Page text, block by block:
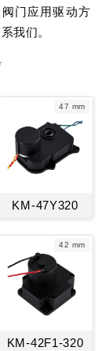
门应用驱动方
我们。
47 mm
KM-47Y320
42 mm
KM-42F1-320